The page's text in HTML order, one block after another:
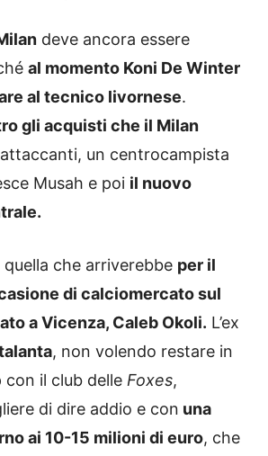
deve ancora essere
al momento Koni De Winter
al tecnico livornese.
gli acquisti che il Milan
un centrocampista
Musah e poi il nuovo
quella che arriverebbe per il
di calciomercato sul
a Vicenza, Caleb Okoli. L’ex
, non volendo restare in
con il club delle Foxes,
di dire addio e con una
ai 10-15 milioni di euro, che